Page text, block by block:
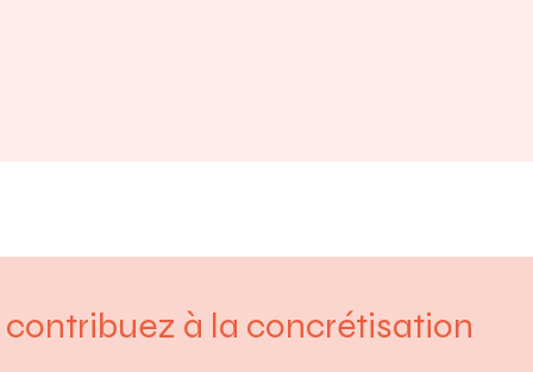
à la concrétisation